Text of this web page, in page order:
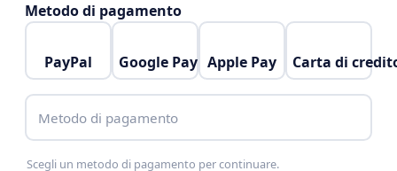
Metodo di pagamento
PayPal Google Pay Apple Pay Carta di
Metodo di pagamento
Scegli un metodo di pagamento per continuare.